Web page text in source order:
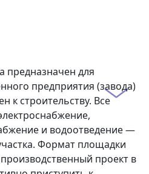
предназначен для
предприятия (завода)
к строительству. Все
и водоотведение —
Формат площадки
проект в